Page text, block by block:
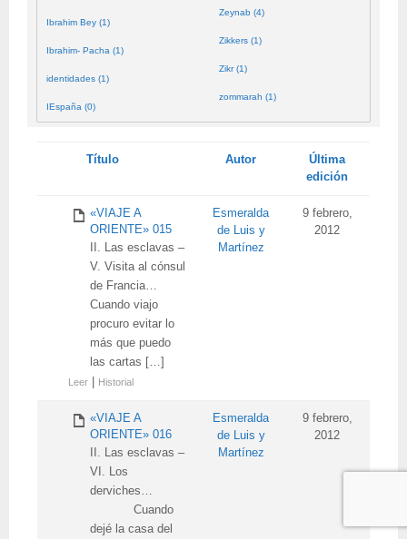
Ibrahim Bey (1)
Ibrahim- Pacha (1)
identidades (1)
IEspaña (0)
Zeynab (4)
Zikkers (1)
Zikr (1)
zommarah (1)
Título Autor
Última
edición
«VIAJE A
ORIENTE» 015
II. Las esclavas –
V. Visita al cónsul
de Francia…
Cuando viajo
procuro evitar lo
más que puedo
las cartas […]
Leer Historial
Esmeralda
de Luis y
Martínez
9 febrero,
2012
«VIAJE A
ORIENTE» 016
II. Las esclavas –
VI. Los
derviches…
Cuando
dejé la casa del
Esmeralda
de Luis y
Martínez
9 febrero,
2012